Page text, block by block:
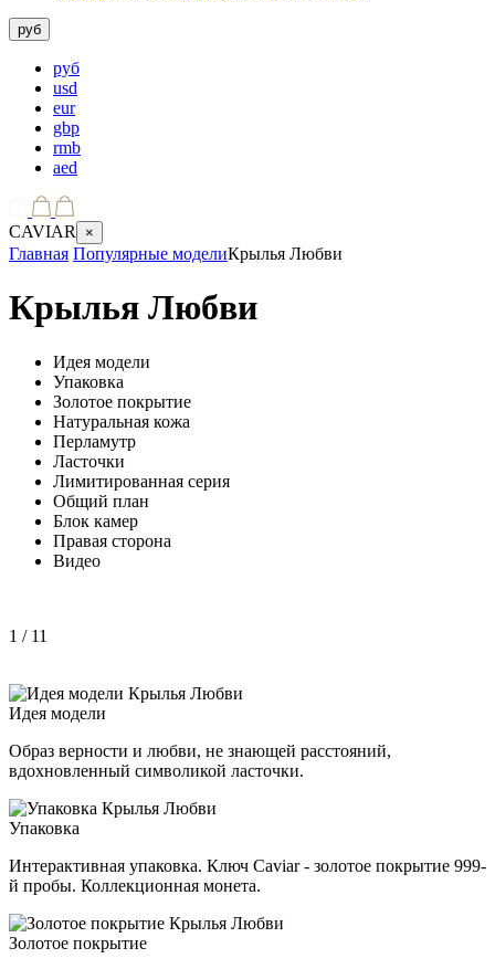
руб
руб
usd
eur
gbp
rmb
aed
CAVIAR ×
Главная Популярные моделиКрылья Любви
Крылья Любви
Идея модели
Упаковка
Золотое покрытие
Натуральная кожа
Перламутр
Ласточки
Лимитированная серия
Общий план
Блок камер
Правая сторона
Видео
1 / 11
Идея модели
Образ верности и любви, не знающей расстояний,
вдохновленный символикой ласточки.
Упаковка
Интерактивная упаковка. Ключ Caviar - золотое покрытие 999-
й пробы. Коллекционная монета.
Золотое покрытие